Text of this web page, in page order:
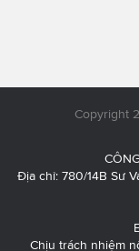
Copyright
Địa chỉ: 780/14B Sư
Chịu trách nhiệm